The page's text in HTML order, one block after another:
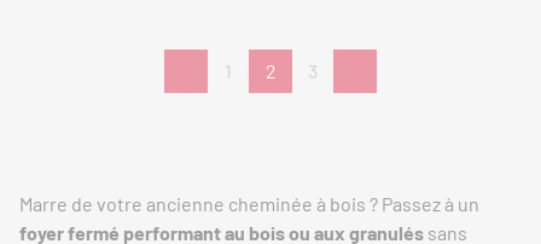
1 2 3
Marre de votre ancienne cheminée à bois ? Passez à un
foyer fermé performant au bois ou aux granulés sans